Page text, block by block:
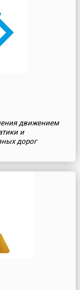
движением
и
дорог